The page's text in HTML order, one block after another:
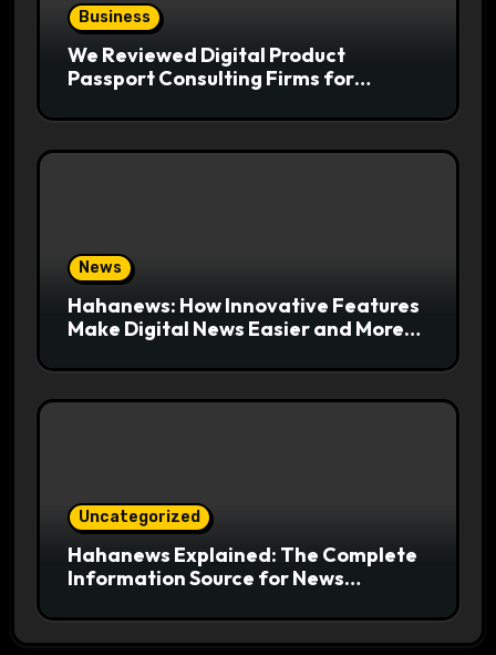
Business
We Reviewed Digital Product
Passport Consulting Firms for
News
Hahanews: How Innovative Features
Make Digital News Easier and More
Uncategorized
Hahanews Explained: The Complete
Information Source for News